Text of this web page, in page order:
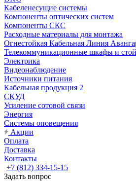
Кабеленесущие системы
Компоненты оптических систем
Компоненты СКС
Расходные материалы для монтажа
Огнестойкая Кабельная Линия
Телекоммуникационные шкафы и
Электрика
Видеонаблюдение
Источники питания
Кабельная продукция 2
СКУД
Усиление сотовой связи
Энергия
Системы оповещения
Акции
Оплата
Доставка
Контакты
+7 (812) 334-15-15
Задать вопрос